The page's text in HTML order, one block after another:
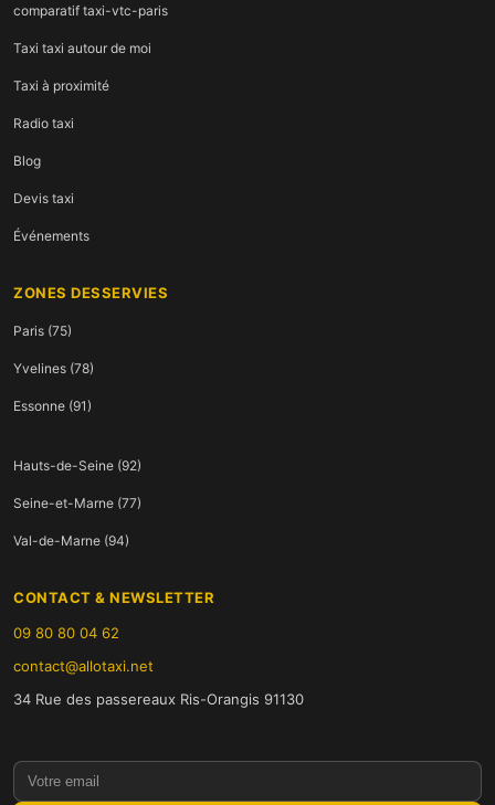
comparatif taxi-vtc-paris
Taxi taxi autour de moi
Taxi à proximité
Radio taxi
Blog
Devis taxi
Événements
ZONES DESSERVIES
Paris (75)
Yvelines (78)
Essonne (91)
Hauts-de-Seine (92)
Seine-et-Marne (77)
Val-de-Marne (94)
CONTACT & NEWSLETTER
09 80 80 04 62
contact@allotaxi.net
34 Rue des passereaux Ris-Orangis 91130